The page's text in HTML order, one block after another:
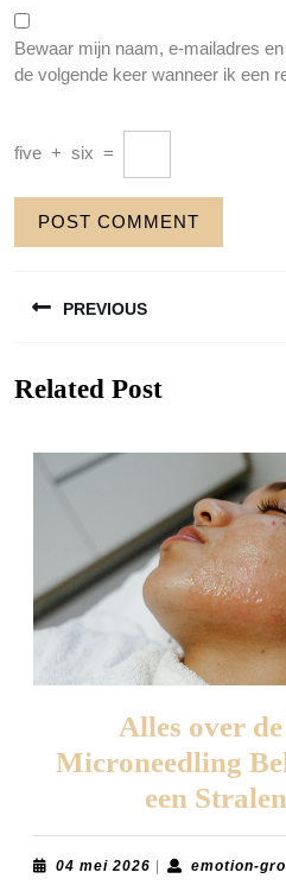
Bewaar mijn naam, e-mailadres
de volgende keer wanneer ik een
five + six =
PREVIOUS
post:
Related Post
Alles over
Microneedling
een
04 mei 2026 04
| emotion-